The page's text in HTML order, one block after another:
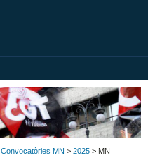
Convocatòries MN > 2025 > MN